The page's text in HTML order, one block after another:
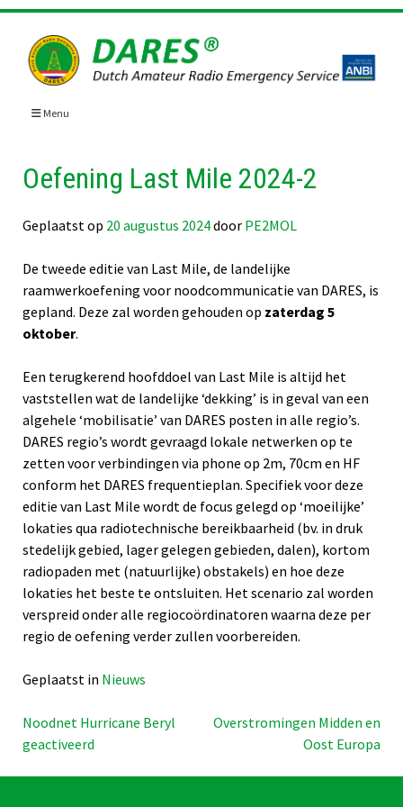
Skip
content
Menu
Oefening Last Mile 2024-2
Geplaatst op 20 augustus 2024door PE2MOL
De tweede editie van Last Mile, de landelijke
raamwerkoefening voor noodcommunicatie van DARES, is
gepland. Deze zal worden gehouden op zaterdag 5
oktober.
Een terugkerend hoofddoel van Last Mile is altijd het
vaststellen wat de landelijke ‘dekking’ is in geval van een
algehele ‘mobilisatie’ van DARES posten in alle regio’s.
DARES regio’s wordt gevraagd lokale netwerken op te
zetten voor verbindingen via phone op 2m, 70cm en HF
conform het DARES frequentieplan. Specifiek voor deze
editie van Last Mile wordt de focus gelegd op ‘moeilijke’
lokaties qua radiotechnische bereikbaarheid (bv. in druk
stedelijk gebied, lager gelegen gebieden, dalen), kortom
radiopaden met (natuurlijke) obstakels) en hoe deze
lokaties het beste te ontsluiten. Het scenario zal worden
verspreid onder alle regiocoördinatoren waarna deze per
regio de oefening verder zullen voorbereiden.
Geplaatst in Nieuws
Bericht
navigatie
Noodnet Hurricane Beryl
geactiveerd
Overstromingen Midden en
Oost Europa